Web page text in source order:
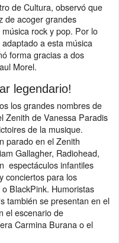
de Cultura, observó que
de acoger grandes
rock y pop. Por lo
a esta música
forma gracias a dos
Morel.
legendario!
los grandes nombres de
Zenith de Vanessa Paradis
de la musique.
parado en el Zenith
Gallagher, Radiohead,
espectáculos infantiles
conciertos para los
BlackPink. Humoristas
también se presentan en el
el escenario de
Carmina Burana o el